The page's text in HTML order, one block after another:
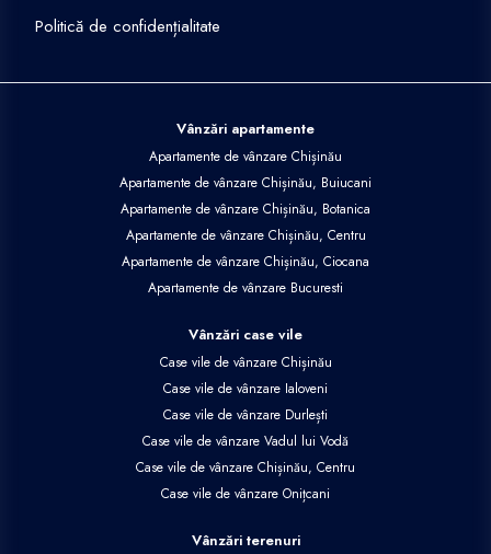
Politică de confidențialitate
Vânzări apartamente
Apartamente de vânzare Chișinău
Apartamente de vânzare Chișinău, Buiucani
Apartamente de vânzare Chișinău, Botanica
Apartamente de vânzare Chișinău, Centru
Apartamente de vânzare Chișinău, Ciocana
Apartamente de vânzare Bucuresti
Vânzări case vile
Case vile de vânzare Chișinău
Case vile de vânzare Ialoveni
Case vile de vânzare Durlești
Case vile de vânzare Vadul lui Vodă
Case vile de vânzare Chișinău, Centru
Case vile de vânzare Onițcani
Vânzări terenuri